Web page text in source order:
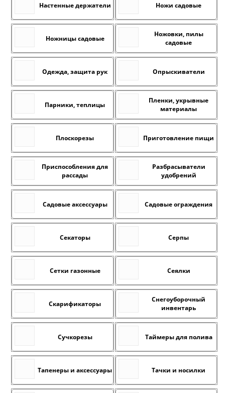
Настенные держатели Ножи садовые
Ножницы садовые
Ножовки, пилы
садовые
Одежда, защита рук Опрыскиватели
Парники, теплицы
Пленки, укрывные
материалы
Плоскорезы Приготовление пищи
Приспособления для
рассады
Разбрасыватели
удобрений
Садовые аксессуары Садовые ограждения
Секаторы Серпы
Сетки газонные Сеялки
Скарификаторы
Снегоуборочный
инвентарь
Сучкорезы Таймеры для полива
Тапенеры и аксессуары Тачки и носилки